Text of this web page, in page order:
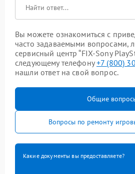
Вы можете ознакомиться с
часто задаваемыми вопросами,
сервисный центр “FIX-Sony
следующему телефону+7 (800)
нашли ответ на свой вопрос.
Общие
Вопросы по ремонту
Какие документы вы предоставляете?